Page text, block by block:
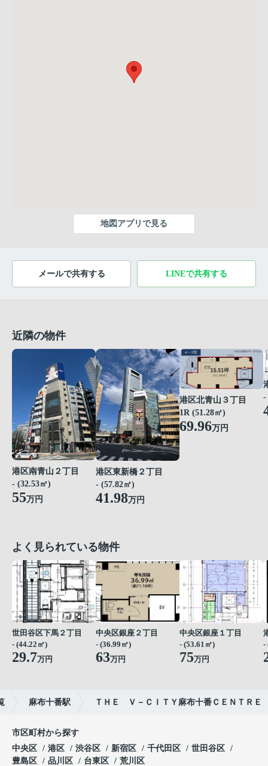
地図アプリで見る
メールで共有する LINEで共有する
近隣の物件
港区南青山２丁目
- (32.53㎡)
55万円
港区東新橋２丁目
- (57.82㎡)
41.98万円
港区北青山３丁目
1R (51.28㎡)
69.96万円
-
よく見られている物件
世田谷区下馬２丁目
- (44.22㎡)
29.7万円
中央区銀座２丁目
- (36.99㎡)
63万円
中央区銀座１丁目
- (53.61㎡)
75万円
-
麻布十番駅 ＴＨＥ Ｖ－ＣＩＴＹ麻布十番ＣＥＮＴＲＥ
市区町村から探す
中央区
港区 渋谷区 新宿区 千代田区
世田谷区
豊島区
品川区 台東区 荒川区